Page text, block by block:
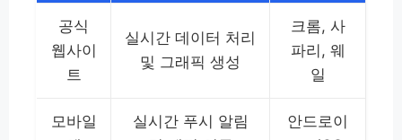
공식
웹사이
트
실시간 데이터 처리
및 그래픽 생성
크롬, 사
파리, 웨
일
모바일
실시간 푸시 알림
안드로이